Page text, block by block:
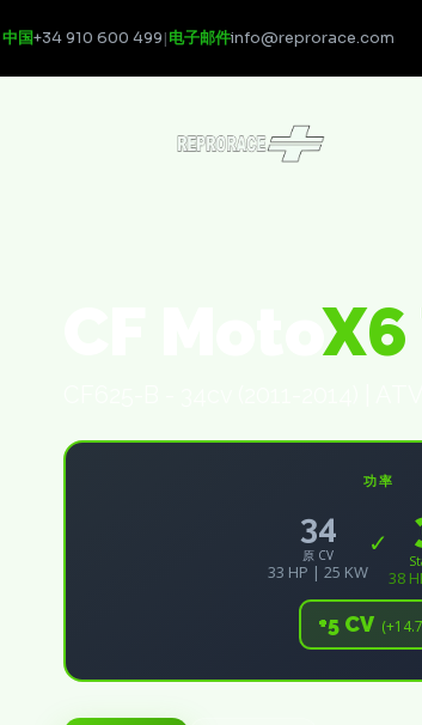
中国+34 910 600 499|电子邮件info@reprorace.com
CF Moto
功率
34
原 CV
33 HP | 25 KW
✓
38
+5 CV